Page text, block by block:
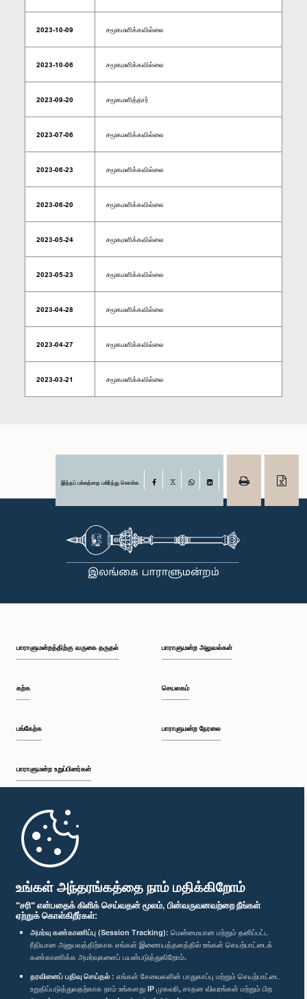
உங்கள் அந்தரங்கத்தை நாம் மதிக்கிறோம்
"சரி" என்பதைக் கிளிக் செய்வதன் மூலம், பின்வருவனவற்றை நீங்கள்
ஏற்றுக் கொள்கிறீர்கள்:
அமர்வு கண்காணிப்பு (Session Tracking): மென்மையான மற்றும் தனிப்பட்ட
ரீதியான அனுபவத்திற்காக எங்கள் இணையத்தளத்தில் உங்கள் செயற்பாட்டைக்
கண்காணிக்க அமர்வுகளைப் பயன்படுத்துகிறோம்.
தரவினைப் பதிவு செய்தல் : எங்கள் சேவைகளின் பாதுகாப்பு மற்றும் செயற்பாட்டை
உறுதிப்படுத்துவதற்காக நாம் உங்களது IP முகவரி, சாதன விவரங்கள் மற்றும் பிற
2023-10-09 சமூகமளிக்கவில்லை
2023-10-06 சமூகமளிக்கவில்லை
2023-09-20 சமூகமளித்தார்
2023-07-06 சமூகமளிக்கவில்லை
2023-06-23 சமூகமளிக்கவில்லை
2023-06-20 சமூகமளிக்கவில்லை
2023-05-24 சமூகமளிக்கவில்லை
2023-05-23 சமூகமளிக்கவில்லை
2023-04-28 சமூகமளிக்கவில்லை
2023-04-27 சமூகமளிக்கவில்லை
2023-03-21 சமூகமளிக்கவில்லை
இந்தப் பக்கத்தை பகிர்ந்து கொள்க Facebook
பாராளுமன்றத்திற்கு வருகை தருதல்
கற்க
பங்கேற்க
பாராளுமன்ற உறுப்பினர்கள்
முதற்பக்கம்
பாராளுமன்ற அலுவல்கள்
செயலகம்
பாராளுமன்ற நேரலை
பாராளுமன்ற கையடக்க செயலி
எம்மை பின்தொடர்க :
விருதுகள்